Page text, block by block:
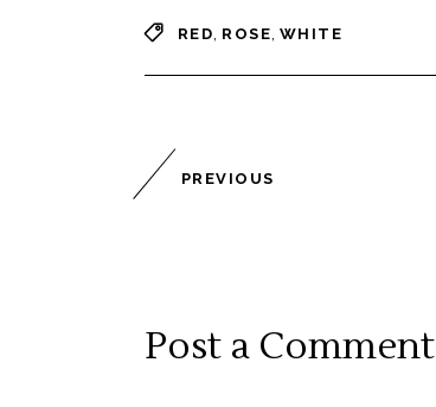
RED, ROSE,WHITE
PREVIOUS
Post a Comment